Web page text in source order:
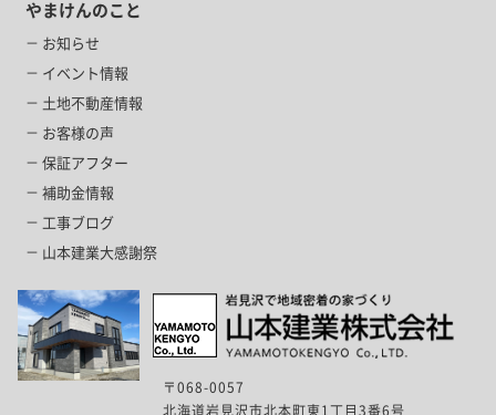
やまけんのこと
お知らせ
イベント情報
土地不動産情報
お客様の声
保証アフター
補助金情報
工事ブログ
山本建業大感謝祭
〒068-0057
北海道岩見沢市北本町東1丁目3番6号